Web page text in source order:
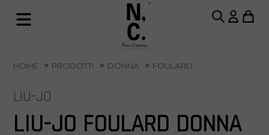
HOME PRODOTTI DONNA FOULARD
LIU-JO
LIU-JO FOULARD DONNA